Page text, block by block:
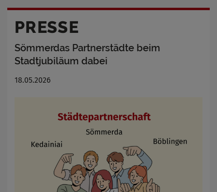
PRESSE
Sömmerdas Partnerstädte beim
Stadtjubiläum dabei
18.05.2026